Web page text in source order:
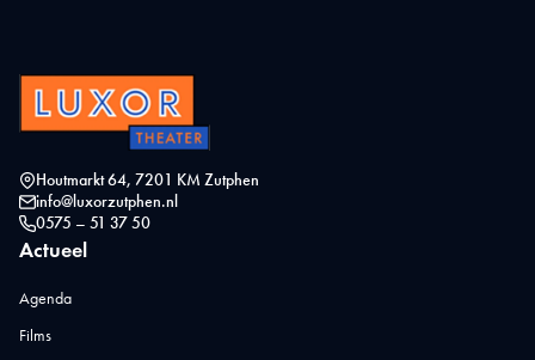
Houtmarkt 64, 7201 KM Zutphen
info@luxorzutphen.nl
0575 – 51 37 50
Actueel
Agenda
Films